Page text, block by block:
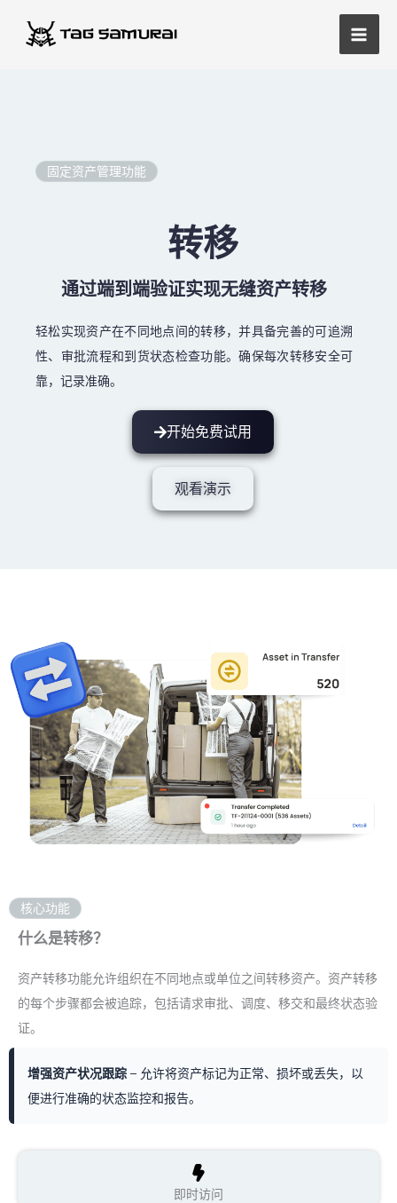
主
菜
固定资产管理功能
转移
通过端到端验证实现无缝资产转移
轻松实现资产在不同地点间的转移，并具备完善的可追溯
性、审批流程和到货状态检查功能。确保每次转移安全可
靠，记录准确。
开始免费试用
观看演示
核心功能
什么是转移？
资产转移功能允许组织在不同地点或单位之间转移资产。资产转移
的每个步骤都会被追踪，包括请求审批、调度、移交和最终状态验
证。
增强资产状况跟踪 – 允许将资产标记为正常、损坏或丢失，以
便进行准确的状态监控和报告。
即时访问